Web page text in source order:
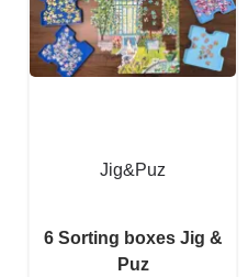
Jig&Puz
6 Sorting boxes Jig &
Puz